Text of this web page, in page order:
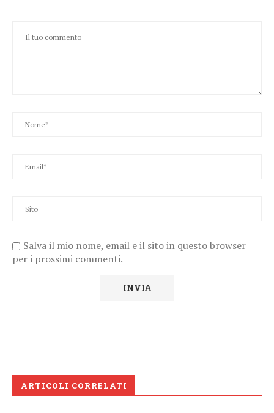
Salva il mio nome, email e il sito in questo browser
per i prossimi commenti.
ARTICOLI CORRELATI